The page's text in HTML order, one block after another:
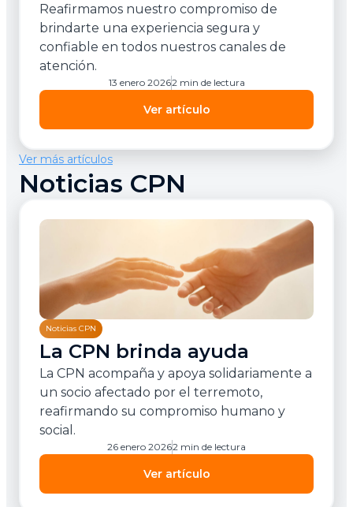
Reafirmamos nuestro compromiso de
brindarte una experiencia segura y
confiable en todos nuestros canales de
atención.
Ver artículo
13 enero 20262 min de lectura
Ver más artículos
Noticias CPN
Noticias CPN
La CPN brinda ayuda
La CPN acompaña y apoya solidariamente a
un socio afectado por el terremoto,
reafirmando su compromiso humano y
social.
Ver artículo
26 enero 20262 min de lectura